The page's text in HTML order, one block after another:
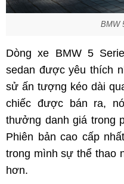
BMW
Dòng xe BMW 5
sedan được yêu thích
sử ấn tượng kéo dài
chiếc được bán ra,
thưởng danh giá trong
Phiên bản cao cấp
trong mình sự thể thao
hơn.